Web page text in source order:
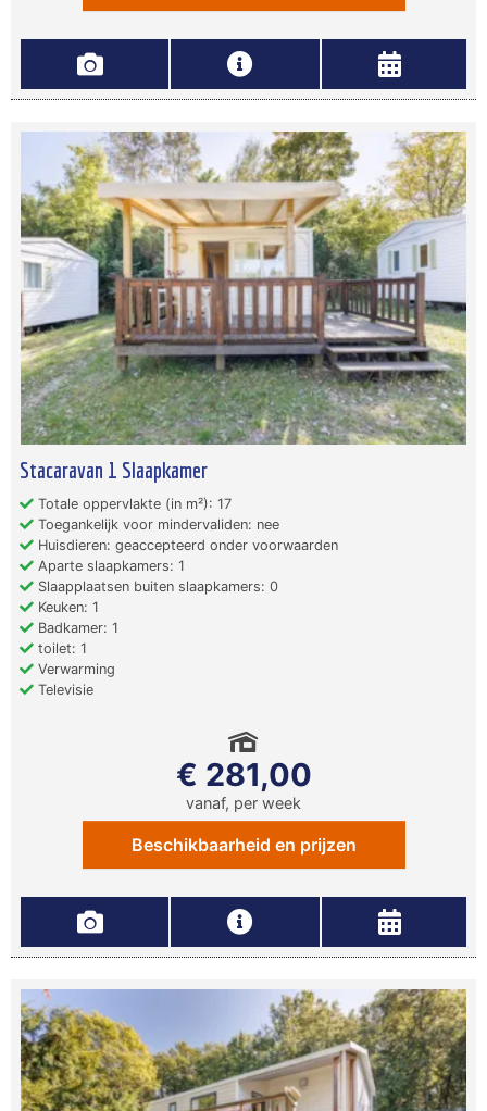
Stacaravan 1 Slaapkamer
Totale oppervlakte (in m²): 17
Toegankelijk voor mindervaliden: nee
Huisdieren: geaccepteerd onder voorwaarden
Aparte slaapkamers: 1
Slaapplaatsen buiten slaapkamers: 0
Keuken: 1
Badkamer: 1
toilet: 1
Verwarming
Televisie
€ 281,00
vanaf, per week
Beschikbaarheid en prijzen